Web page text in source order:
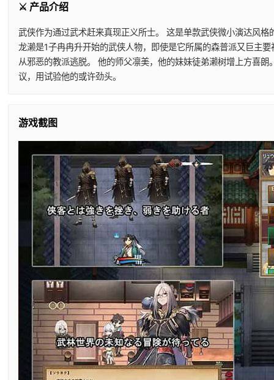
⚔️ 产品介绍
武侠作为通过武术赶来真现正义所士。 这是单款武侠微小演达风
龙濑是1子冉冉升开始的武侠人物，即使是它所属的森普派又巨主
从邪恶的教派逃脱。 他的师父凛美，他的妹妹徒弟濑树增上方喜
议，用试验他的或许劲头。
游戏截图